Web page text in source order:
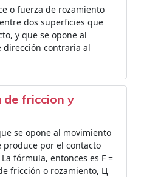
o fuerza de rozamiento
dos superficies que
y que se opone al
dirección contraria al
de friccion y
se opone al movimiento
por el contacto
fórmula, entonces es F =
fricción o rozamiento, Ц